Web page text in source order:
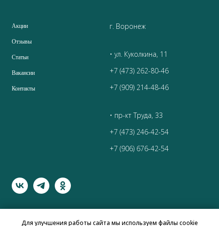
Для улучшения работы сайта мы используем файлы cookie
Акции
Отзывы
Статьи
Вакансии
Контакты
г. Воронеж
• ул. Куколкина, 11
+7 (473) 262-80-46
+7 (909) 214-48-46
• пр-кт Труда, 33
+7 (473) 246-42-54
+7 (906) 676-42-54